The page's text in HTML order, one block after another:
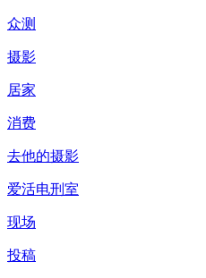
众测
摄影
居家
消费
去他的摄影
爱活电刑室
现场
投稿